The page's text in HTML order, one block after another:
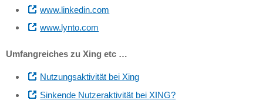
www.linkedin.com
www.lynto.com
Umfangreiches zu Xing etc …
Nutzungsaktivität bei Xing
Sinkende Nutzeraktivität beiXING?